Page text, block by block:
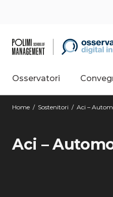
Osservatori
Home / Sostenitori / Aci –
Aci –